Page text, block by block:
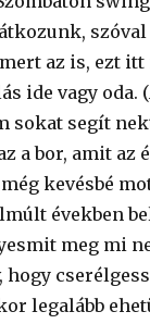
szóval
az is, ezt
ide vagy oda.
sokat segít
a bor, amit az
kevésbé
években
meg mi
hogy
legalább